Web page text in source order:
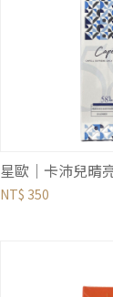
NT$ 350